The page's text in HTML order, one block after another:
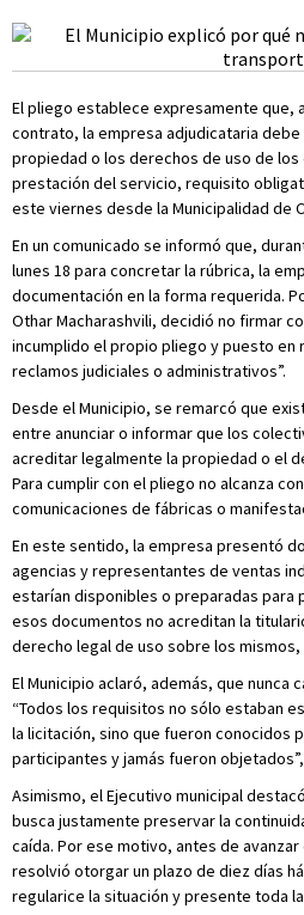
El pliego establece expresamente que,
contrato, la empresa adjudicataria
propiedad o los derechos de uso de
prestación del servicio, requisito
este viernes desde la Municipalidad de
En un comunicado se informó que,
lunes 18 para concretar la rúbrica, la
documentación en la forma requerida.
Othar Macharashvili, decidió no firmar
incumplido el propio pliego y puesto en
reclamos judiciales o administrativos”.
Desde el Municipio, se remarcó que
entre anunciar o informar que los
acreditar legalmente la propiedad o el
Para cumplir con el pliego no alcanza
comunicaciones de fábricas o
En este sentido, la empresa presentó
agencias y representantes de ventas
estarían disponibles o preparadas para
esos documentos no acreditan la
derecho legal de uso sobre los
El Municipio aclaró, además, que nunca
“Todos los requisitos no sólo estaban
la licitación, sino que fueron conocidos
participantes y jamás fueron
Asimismo, el Ejecutivo municipal
busca justamente preservar la
caída. Por ese motivo, antes de
resolvió otorgar un plazo de diez días
regularice la situación y presente toda